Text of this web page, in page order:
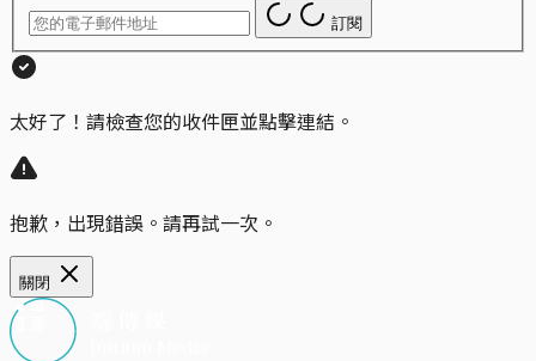
訂閱
太好了！請檢查您的收件匣並點擊連結。
抱歉，出現錯誤。請再試一次。
關閉